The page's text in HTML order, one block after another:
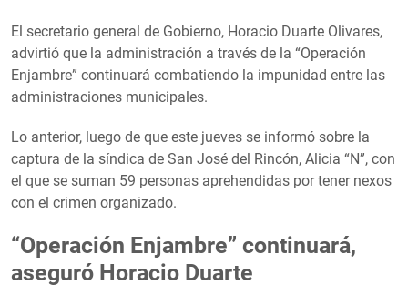
El secretario general de Gobierno, Horacio Duarte Olivares,
advirtió que la administración a través de la “Operación
Enjambre” continuará combatiendo la impunidad entre las
administraciones municipales.
Lo anterior, luego de que este jueves se informó sobre la
captura de la síndica de San José del Rincón, Alicia “N”, con
el que se suman 59 personas aprehendidas por tener nexos
con el crimen organizado.
“Operación Enjambre” continuará,
aseguró Horacio Duarte